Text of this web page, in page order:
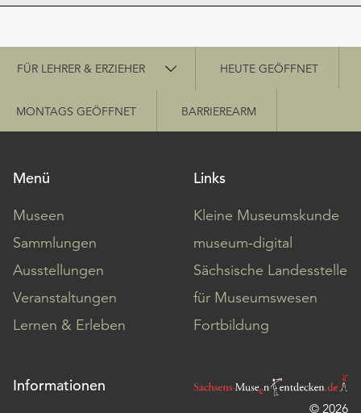
Schnellzugriff
FÜR LEHRER & ERZIEHER HEUTE GEÖFFNET
MONTAGS GEÖFFNET BARRIEREARM
Menü
Museen
Sammlungen
Ausstellungen
Veranstaltungen
Lernen & Erleben
Links
Kleine Museumskunde
museum-digital
Sächsische Landesstelle
für Museumswesen
Fortbildung
Informationen
© 2026